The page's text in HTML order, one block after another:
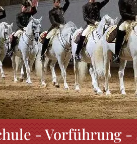
- Vorführung